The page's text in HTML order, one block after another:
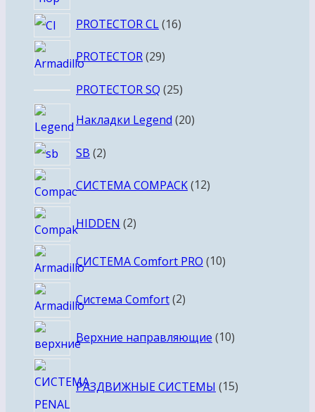
PROTECTOR CL 1616
PROTECTOR 2929
PROTECTOR SQ 2525
Накладки Legend 2020
SB 22
СИСТЕМА COMPACK 1212
HIDDEN 22
СИСТЕМА Comfort PRO 1010
Система Comfort 22
Верхние направляющие 1010
РАЗДВИЖНЫЕ СИСТЕМЫ 15товаров